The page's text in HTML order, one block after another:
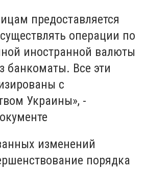
предоставляется
операции по
иностранной валюты
банкоматы. Все эти
с
Украины», -
изменений
порядка